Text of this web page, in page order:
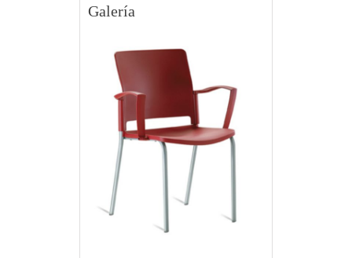
Galería